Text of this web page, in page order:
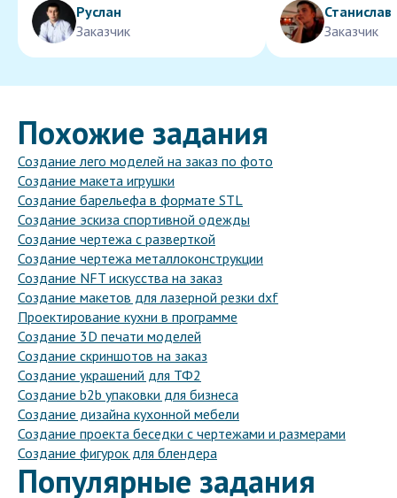
Руслан
Заказчик
Станислав
Заказчик
Похожие задания
Создание лего моделей на заказ по фото
Создание макета игрушки
Создание барельефа в формате STL
Создание эскиза спортивной одежды
Создание чертежа с разверткой
Создание чертежа металлоконструкции
Создание NFT искусства на заказ
Создание макетов для лазерной резки dxf
Проектирование кухни в программе
Создание 3D печати моделей
Создание скриншотов на заказ
Создание украшений для ТФ2
Создание b2b упаковки для бизнеса
Создание дизайна кухонной мебели
Создание проекта беседки с чертежами и размерами
Создание фигурок для блендера
Популярные задания